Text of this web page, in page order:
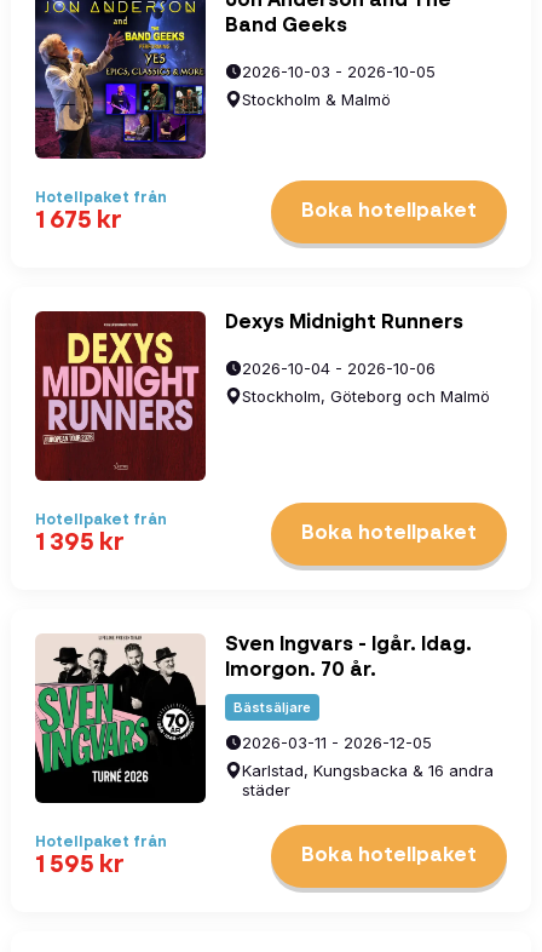
Band Geeks
2026-10-03 - 2026-10-05
Stockholm & Malmö
Hotellpaket från
1 675 kr Boka hotellpaket
Dexys Midnight Runners
2026-10-04 - 2026-10-06
Stockholm, Göteborg och Malmö
Hotellpaket från
1 395 kr Boka hotellpaket
Sven Ingvars - Igår. Idag.
Imorgon. 70 år.
Bästsäljare
2026-03-11 - 2026-12-05
Karlstad, Kungsbacka & 16 andra
städer
Hotellpaket från
1 595 kr Boka hotellpaket